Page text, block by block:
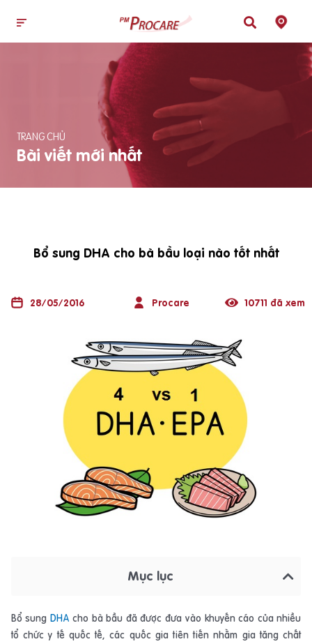
TRANG CHỦ
Bài viết mới nhất
Bổ sung DHA cho bà bầu loại nào tốt nhất
28/05/2016 Procare 10711 đã xem
Mục lục
Bổ sung DHA cho bà bầu đã được đưa vào khuyến cáo của nhiều
tổ chức y tế quốc tế, các quốc gia tiên tiến nhằm gia tăng chất